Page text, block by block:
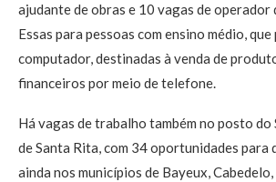
ajudante de obras e 10 vagas de
Essas para pessoas com ensino médio, que
computador, destinadas à venda de
financeiros por meio de telefone.
Há vagas de trabalho também no posto do
de Santa Rita, com 34 oportunidades para
ainda nos municípios de Bayeux, Cabedelo,